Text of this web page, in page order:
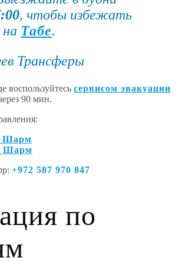
, чтобы избежать
на Табе.
воспользуйтесь сервисом эвакуации
90 мин.
Шарм
Шарм
+972 587 970 847
по